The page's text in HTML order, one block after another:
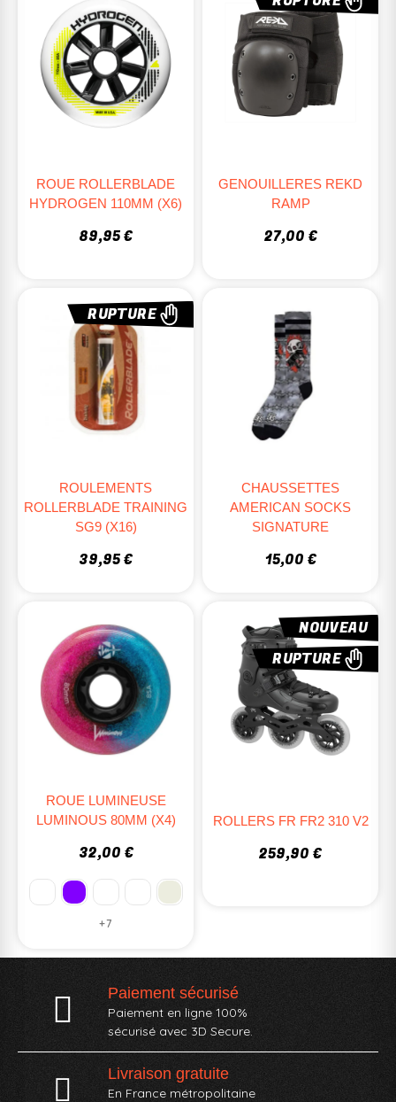
ROUE ROLLERBLADE
HYDROGEN 110MM (X6)
89,95 €
GENOUILLERES REKD
RAMP
27,00 €
RUPTURE
ROULEMENTS
ROLLERBLADE TRAINING
SG9 (x16)
39,95 €
CHAUSSETTES
AMERICAN SOCKS
SIGNATURE
15,00 €
ROUE LUMINEUSE
LUMINOUS 80MM (X4)
32,00 €
+7
NOUVEAU
RUPTURE
ROLLERS FR FR2 310 V2
259,90 €
Paiement sécurisé
Paiement en ligne 100%
sécurisé avec 3D Secure.
Livraison gratuite
En France métropolitaine